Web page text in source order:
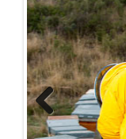
Previous